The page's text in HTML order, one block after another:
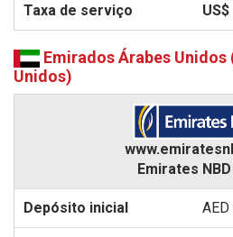
Emirados Árabes
Unidos)
Emirates